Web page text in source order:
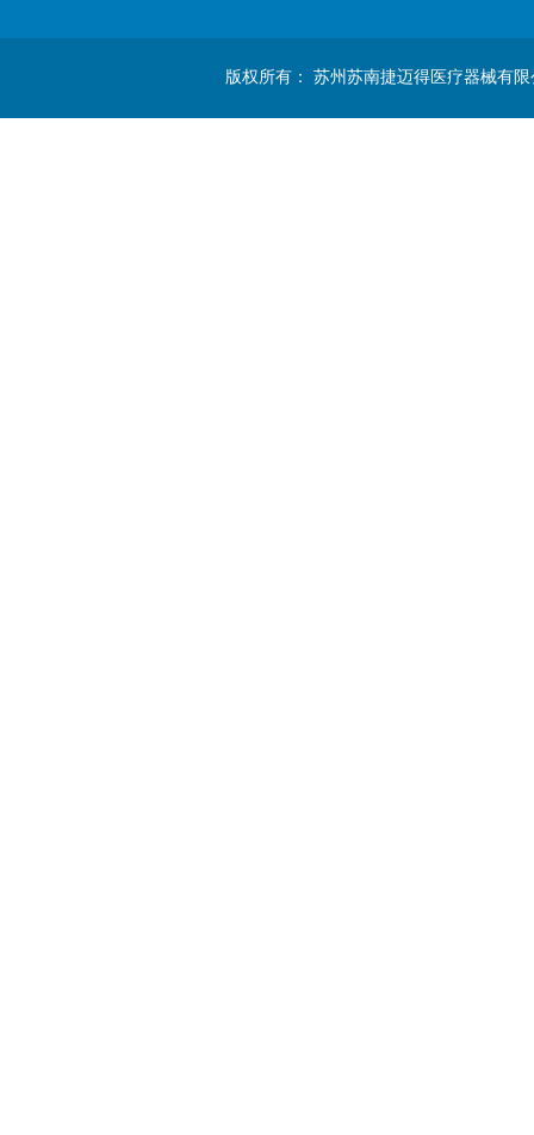
版权所有： 苏州苏南捷迈得医疗器械有